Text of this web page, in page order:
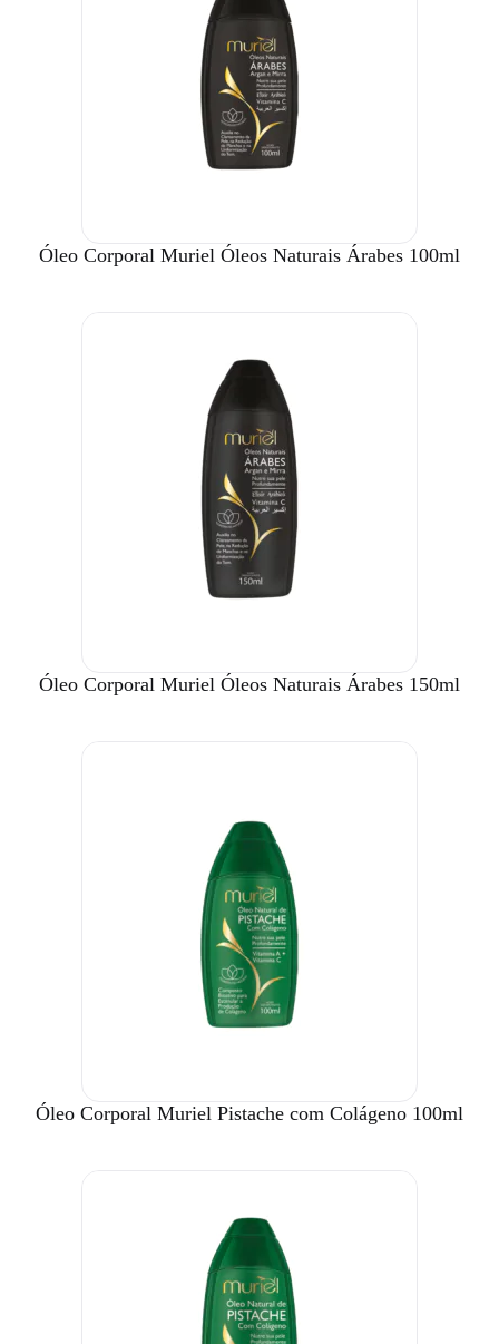
Óleo Corporal Muriel Óleos Naturais Árabes 100ml
Óleo Corporal Muriel Óleos Naturais Árabes 150ml
Óleo Corporal Muriel Pistache com Colágeno 100ml